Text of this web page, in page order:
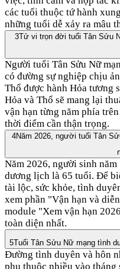
các tuổi thuộc tứ hành
những tuổi dễ xảy ra mâu
3Tử vi trọn đời tuổi Tân Sửu
Người tuổi Tân Sửu Nữ
có đường sự nghiệp chịu
Thổ được hành Hỏa tương
Hỏa và Thổ sẽ mang lại
vận hạn từng năm phía
thời điểm cần thận trọng.
4Năm 2026, người tuổi Tân
Năm 2026, người sinh
dương lịch là 65 tuổi. Để
tài lộc, sức khỏe, tình
xem phần "Vận hạn và
module "Xem vận hạn
toàn diện nhất.
5Tuổi Tân Sửu Nữ mạng tình
Đường tình duyên và hôn
phụ thuộc nhiều vào